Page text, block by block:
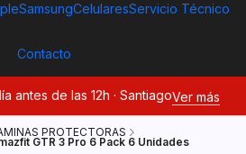
SamsungCelularesServicio Técnico
Contacto
antes de las 12h · SantiagoVer más
PROTECTORAS
GTR 3 Pro 6 Pack 6 Unidades